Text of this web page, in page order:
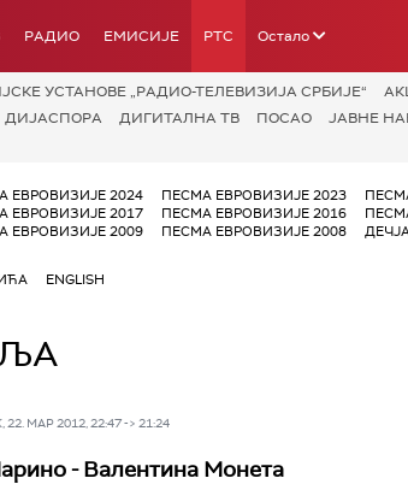
РАДИО ЕМИСИЈЕ РТС Остало
УСТАНОВЕ „РАДИО-ТЕЛЕВИЗИЈА СРБИЈЕ“
ДИЈАСПОРА ДИГИТАЛНА ТВ ПОСАО ЈАВНЕ
ЕВРОВИЗИЈЕ 2024 ПЕСМА ЕВРОВИЗИЈЕ 2023
ЕВРОВИЗИЈЕ 2017 ПЕСМА ЕВРОВИЗИЈЕ 2016
ЕВРОВИЗИЈЕ 2009 ПЕСМА ЕВРОВИЗИЈЕ 2008
ENGLISH
МАР 2012, 22:47 -> 21:24
- Валентина Монета